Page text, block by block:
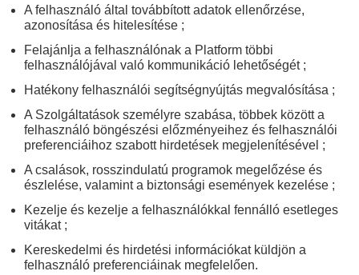
A felhasználó által továbbított adatok ellenőrzése,
azonosítása és hitelesítése ;
Felajánlja a felhasználónak a Platform többi
felhasználójával való kommunikáció lehetőségét ;
Hatékony felhasználói segítségnyújtás megvalósítása ;
A Szolgáltatások személyre szabása, többek között a
felhasználó böngészési előzményeihez és felhasználói
preferenciáihoz szabott hirdetések megjelenítésével ;
A csalások, rosszindulatú programok megelőzése és
észlelése, valamint a biztonsági események kezelése ;
Kezelje és kezelje a felhasználókkal fennálló esetleges
vitákat ;
Kereskedelmi és hirdetési információkat küldjön a
felhasználó preferenciáinak megfelelően.